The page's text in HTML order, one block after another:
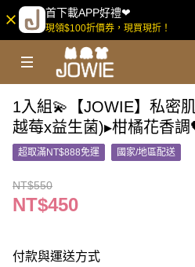
首下載APP好禮❤
現領$100折價券，現買現折！
1入組💫【JOWIE】私密
越莓x益生菌)▸柑橘花香調
超取滿NT$888免運 國家/地區配送
NT$550
NT$450
付款與運送方式